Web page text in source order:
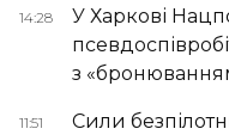
14:28
У Харкові
з
11:51
Сили